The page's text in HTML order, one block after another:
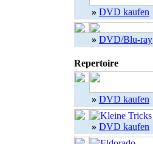
» DVD kaufen
» DVD/Blu-ray
Repertoire
» DVD kaufen
» DVD kaufen